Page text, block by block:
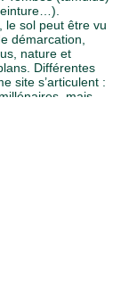
le sol peut être vu
démarcation,
nature et
Différentes
site s’articulent :
mais